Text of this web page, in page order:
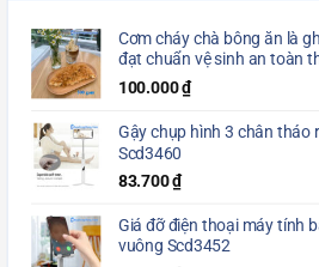
Cơm cháy chà bông ăn là
đạt chuẩn vệ sinh an toàn
100.000₫
Gậy chụp hình 3 chân tháo
Scd3460
83.700₫
Giá đỡ điện thoại máy tính
vuông Scd3452